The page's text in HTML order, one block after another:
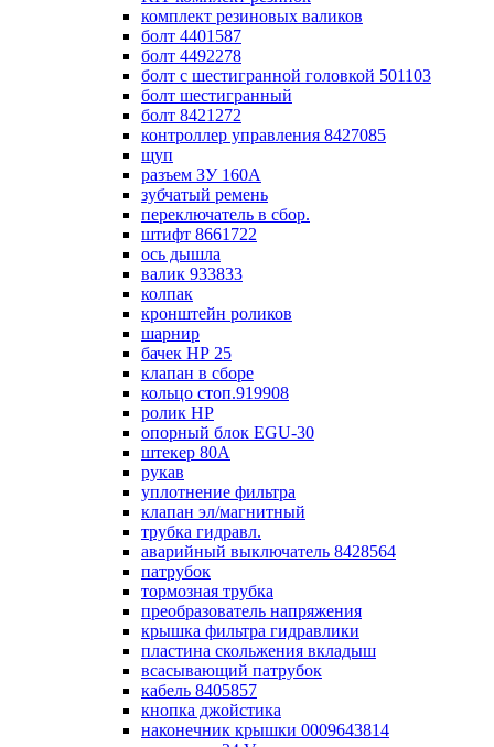
комплект резиновых валиков
болт 4401587
болт 4492278
болт с шестигранной головкой 501103
болт шестигранный
болт 8421272
контроллер управления 8427085
щуп
разъем ЗУ 160А
зубчатый ремень
переключатель в сбор.
штифт 8661722
ось дышла
валик 933833
колпак
кронштейн роликов
шарнир
бачек НР 25
клапан в сборе
кольцо стоп.919908
ролик НР
опорный блок EGU-30
штекер 80А
рукав
уплотнение фильтра
клапан эл/магнитный
трубка гидравл.
аварийный выключатель 8428564
патрубок
тормозная трубка
преобразователь напряжения
крышка фильтра гидравлики
пластина скольжения вкладыш
всасывающий патрубок
кабель 8405857
кнопка джойстика
наконечник крышки 0009643814